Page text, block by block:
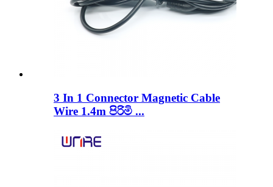
3 In 1 Connector Magnetic Cable
Wire 1.4m පිරිමි ...